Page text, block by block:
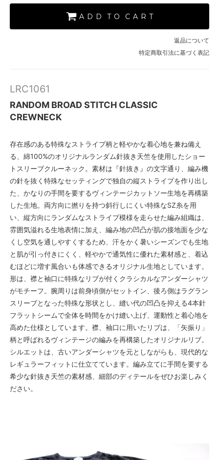
【D.NVY】
【D.CHERRY】
SOLD OUT
【V.IVORY】
×
【D.CHERRY】
SOLD OUT
【V.IVORY】
SOLD OUT
×
【A.BLACK】
SOLD OUT
×
【D.NVY】
SOLD OUT
【D.CHERRY】
×
【V.IVORY】
SOLD OUT
×
【A.BLACK】
SOLD OUT
【D.NVY】
A D D T O C A R T
返品について
特定商取引法に基づく表記
LRC1061
RANDOM BROAD STITCH CLASSIC
CREWNECK
存在感のある特殊なストライプ柄と軽やかな着心地を兼ね備え
る、綿100%のオリジナルランダム針抜き天竺を使用したショー
トスリーブクルーネック。素材は『針抜き』の文字通り、編み機
の針を抜く特殊なセッティングで独自の縦ストライプを作り出し
た、かなりの手間を要するヴィンテージカットソー生地を再構築
した生地。両方向に撚りを持つ斜行しにくい特殊なSZ糸を用
い、縦方向にランダムなストライプ模様を走らせた編み組織は、
雰囲気溢れる生地表情に加え、編み地の凹凸が肌の接地面を少な
くし空気を通しやすくするため、汗をかく暑いシーズンでも生地
と肌が引っ付きにくく、軽やかで通気性に優れた素材感と、着込
むほどに増す風合いも体感できるオリジナル生地としています。
形は、襟と袖口に特殊なリブが付くクラシカルなアンダーシャツ
がモチーフ。腕周りは前身頃側がセットイン、後ろ側はラグラン
スリーブとなった特殊な形状とし、縫い代の凹凸を抑える4本針
フラットシームで全体を時間をかけ縫い上げ、運動性と着心地を
高めた仕様としています。襟、袖口に用いたリブは、「矢振り」
柄と呼ばれるヴィンテージの編みを再構築したオリジナルリブ。
シルエットは、古いアンダーシャツを元としながらも、現代的な
レギュラーフィットに仕立てています。編み立てに手間を要する
希少な針抜き天竺の素材感、細部のディテールをぜひお楽しみく
ださい。